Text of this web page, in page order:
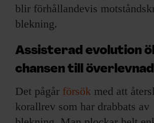
blir förhållandevis
blekning.
Assisterad evolution
chansen till överlevnad
Det pågår försök med att
korallrev som har drabbats av